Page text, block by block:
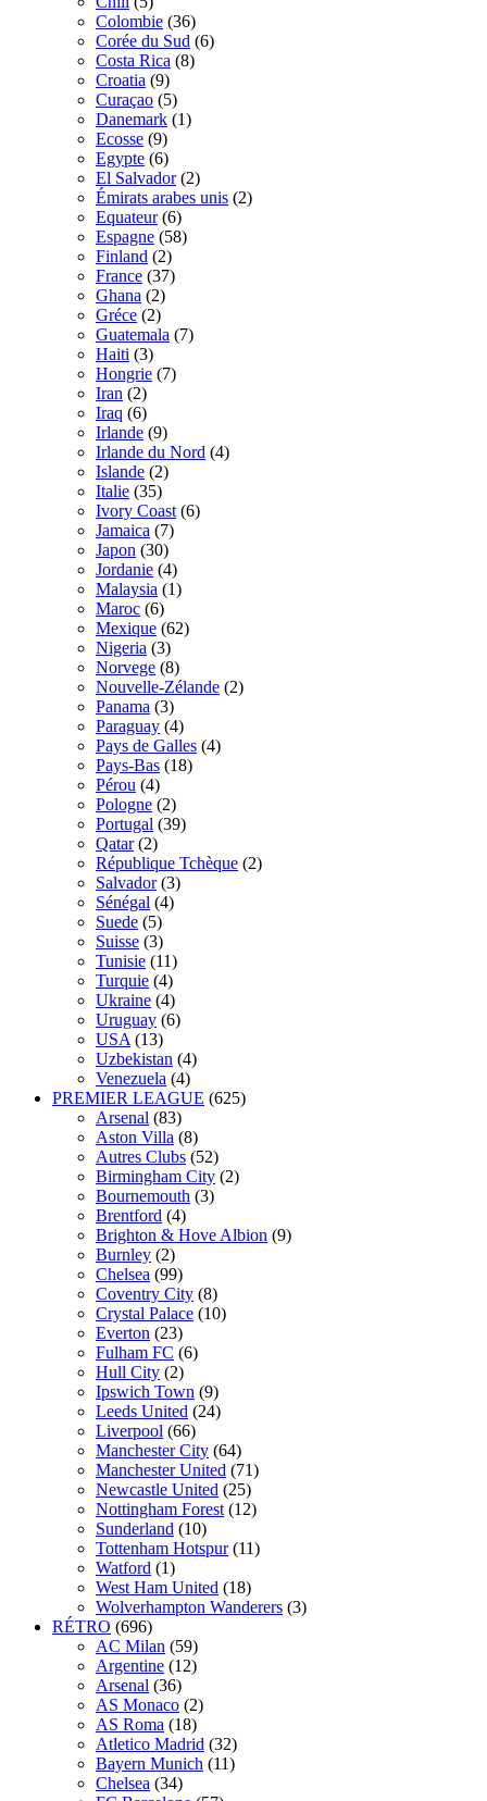
Colombie (36)
Corée du Sud (6)
Costa Rica (8)
Croatia (9)
Curaçao (5)
Danemark (1)
Ecosse (9)
Egypte (6)
El Salvador (2)
Émirats arabes unis (2)
Equateur (6)
Espagne (58)
Finland (2)
France (37)
Ghana (2)
Gréce (2)
Guatemala (7)
Haiti (3)
Hongrie (7)
Iran (2)
Iraq (6)
Irlande (9)
Irlande du Nord (4)
Islande (2)
Italie (35)
Ivory Coast (6)
Jamaica (7)
Japon (30)
Jordanie (4)
Malaysia (1)
Maroc (6)
Mexique (62)
Nigeria (3)
Norvege (8)
Nouvelle-Zélande (2)
Panama (3)
Paraguay (4)
Pays de Galles (4)
Pays-Bas (18)
Pérou (4)
Pologne (2)
Portugal (39)
Qatar (2)
République Tchèque (2)
Salvador (3)
Sénégal (4)
Suede (5)
Suisse (3)
Tunisie (11)
Turquie (4)
Ukraine (4)
Uruguay (6)
USA (13)
Uzbekistan (4)
Venezuela (4)
PREMIER LEAGUE (625)
Arsenal (83)
Aston Villa (8)
Autres Clubs (52)
Birmingham City (2)
Bournemouth (3)
Brentford (4)
Brighton & Hove Albion (9)
Burnley (2)
Chelsea (99)
Coventry City (8)
Crystal Palace (10)
Everton (23)
Fulham FC (6)
Hull City (2)
Ipswich Town (9)
Leeds United (24)
Liverpool (66)
Manchester City (64)
Manchester United (71)
Newcastle United (25)
Nottingham Forest (12)
Sunderland (10)
Tottenham Hotspur (11)
Watford (1)
West Ham United (18)
Wolverhampton Wanderers (3)
RÉTRO (696)
AC Milan (59)
Argentine (12)
Arsenal (36)
AS Monaco (2)
AS Roma (18)
Atletico Madrid (32)
Bayern Munich (11)
Chelsea (34)